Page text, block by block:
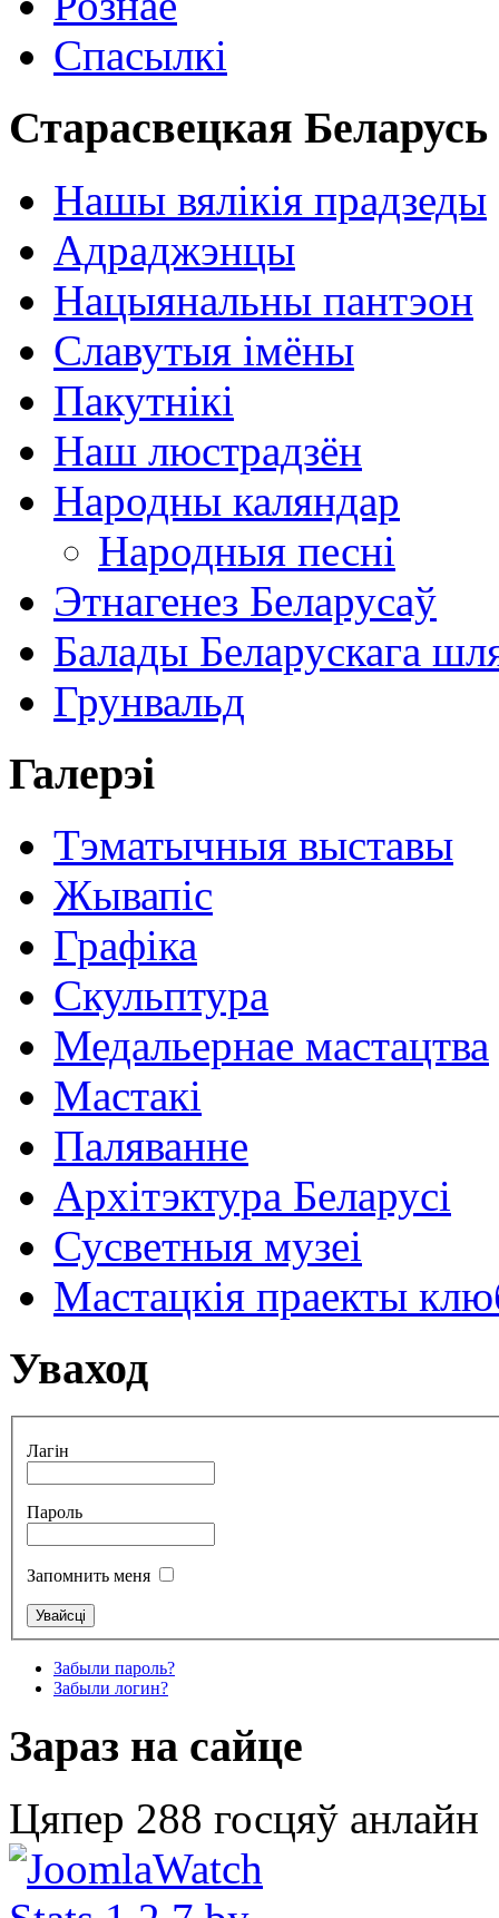
Спасылкі
Старасвецкая Беларусь
Нашы вялікія прадзеды
Адраджэнцы
Нацыянальны пантэон
Славутыя імёны
Пакутнікі
Наш люстрадзён
Народны каляндар
Народныя песні
Этнагенез Беларусаў
Балады Беларускага
Грунвальд
Галерэі
Тэматычныя выставы
Жывапіс
Графіка
Скульптура
Медальернае мастацтва
Мастакі
Паляванне
Архітэктура Беларусі
Сусветныя музеі
Мастацкія праекты
Уваход
Лагін
Пароль
Запомнить меня
Забыли пароль?
Забыли логин?
Зараз на сайце
Цяпер 288 госцяў анлайн